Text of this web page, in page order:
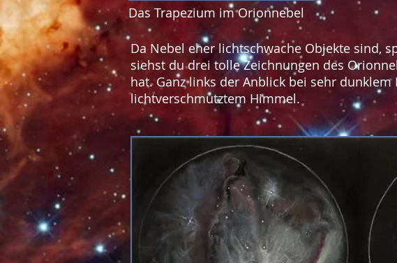
Das Trapezium im Orionnebel
Da Nebel eher lichtschwache Objekte sind,
siehst du drei tolle Zeichnungen des
hat. Ganz links der Anblick bei sehr
lichtverschmutztem Himmel.